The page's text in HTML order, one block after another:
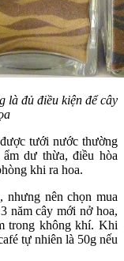
là đủ điều kiện để cây
tưới nước thường
dư thừa, điều hòa
khi ra hoa.
nhưng nên chọn mua
năm cây mới nở hoa,
trong không khí. Khi
tự nhiên là 50g nếu